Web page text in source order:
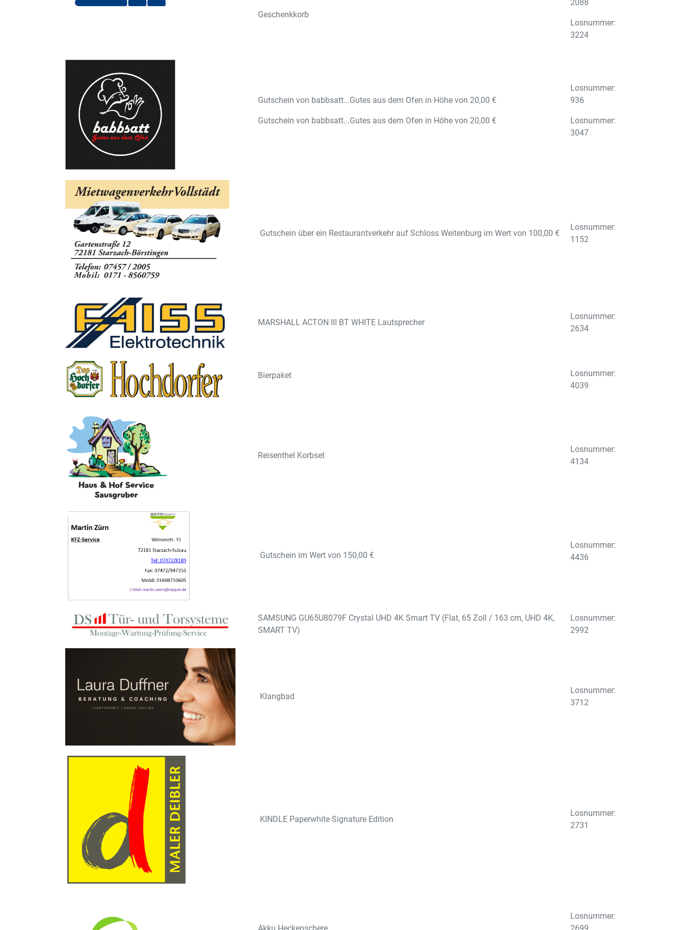
Geschenkkorb
2088
Losnummer:
3224
Gutschein von babbsatt...Gutes aus dem Ofen in Höhe von 20,00 €
Gutschein von babbsatt...Gutes aus dem Ofen in Höhe von 20,00 €
Losnummer:
936
Losnummer:
3047
Gutschein über ein Restaurantverkehr auf Schloss Weitenburg im Wert von 100,00 €
Losnummer:
1152
MARSHALL ACTON III BT WHITE Lautsprecher
Losnummer:
2634
Bierpaket
Losnummer:
4039
Reisenthel Korbset
Losnummer:
4134
Gutschein im Wert von 150,00 €
Losnummer:
4436
SAMSUNG GU65U8079F Crystal UHD 4K Smart TV (Flat, 65 Zoll / 163 cm, UHD 4K,
SMART TV)
Losnummer:
2992
Klangbad
Losnummer:
3712
KINDLE Paperwhite Signature Edition
Losnummer:
2731
Losnummer: